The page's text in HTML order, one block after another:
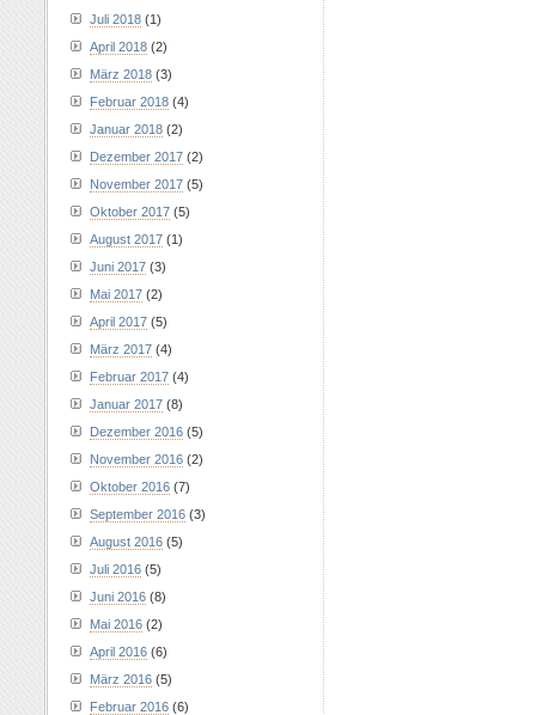
Juli 2018 (1)
April 2018 (2)
März 2018 (3)
Februar 2018 (4)
Januar 2018 (2)
Dezember 2017 (2)
November 2017 (5)
Oktober 2017 (5)
August 2017 (1)
Juni 2017 (3)
Mai 2017 (2)
April 2017 (5)
März 2017 (4)
Februar 2017 (4)
Januar 2017 (8)
Dezember 2016 (5)
November 2016 (2)
Oktober 2016 (7)
September 2016 (3)
August 2016 (5)
Juli 2016 (5)
Juni 2016 (8)
Mai 2016 (2)
April 2016 (6)
März 2016 (5)
Februar 2016 (6)